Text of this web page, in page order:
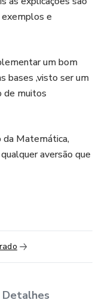
exemplos e
um bom
bases ,visto ser um
de muitos
da Matemática,
aversão que
secções de fácil
- pode consultar
fácil compreensão.
Detalhes